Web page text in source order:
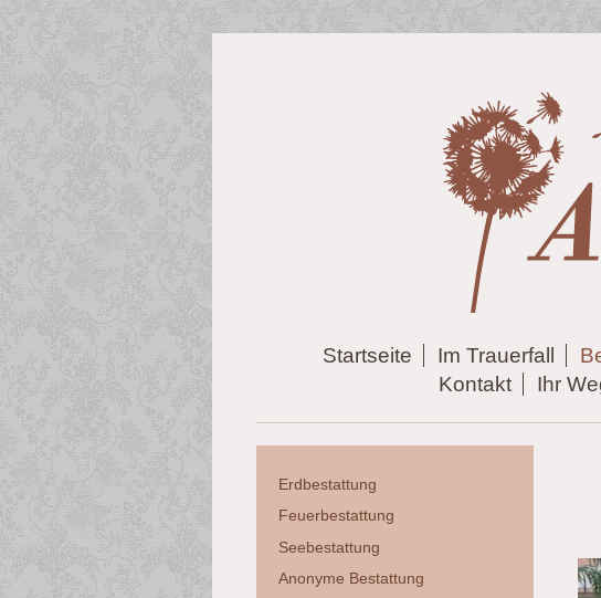
Startseite Im Trauerfall
Kontakt
Ihr
Erdbestattung
Feuerbestattung
Seebestattung
Anonyme Bestattung